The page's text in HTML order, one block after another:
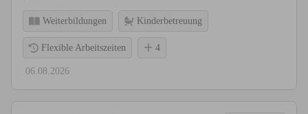
Weiterbildungen Kinderbetreuung
Flexible Arbeitszeiten 4
06.08.2026